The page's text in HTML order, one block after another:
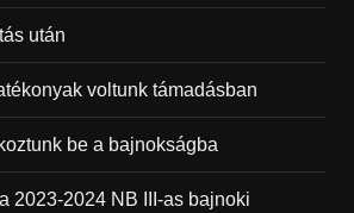
után
voltunk támadásban
be a bajnokságba
2023-2024 NB III-as bajnoki